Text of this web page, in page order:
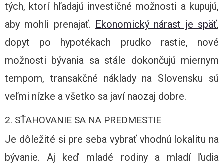
tých, ktorí hľadajú investičné možnosti a kupujú,
aby mohli prenajať. Ekonomický nárast je späť,
dopyt po hypotékach prudko rastie, nové
možnosti bývania sa stále dokončujú miernym
tempom, transakčné náklady na Slovensku sú
veľmi nízke a všetko sa javí naozaj dobre.
2. SŤAHOVANIE SA NA PREDMESTIE
Je dôležité si pre seba vybrať vhodnú lokalitu na
bývanie. Aj keď mladé rodiny a mladí ľudia